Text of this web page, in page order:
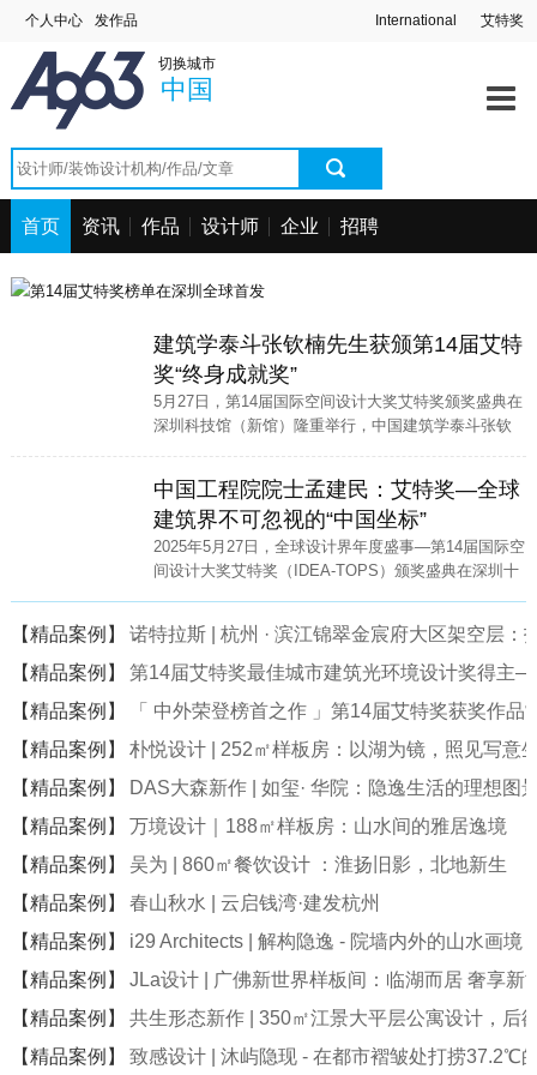
个人中心 发作品 艾特奖
International
切换城市
中国
首页 资讯 作品 设计师 企业 招聘
建筑学泰斗张钦楠先生获颁第14届艾特
奖“终身成就奖”
5月27日，第14届国际空间设计大奖艾特奖颁奖盛典在
深圳科技馆（新馆）隆重举行，中国建筑学泰斗张钦
中国工程院院士孟建民：艾特奖—全球
建筑界不可忽视的“中国坐标”
2025年5月27日，全球设计界年度盛事—第14届国际空
间设计大奖艾特奖（IDEA-TOPS）颁奖盛典在深圳十
【精品案例】
诺特拉斯 | 杭州 · 滨江锦翠金宸府大区架空层：
【精品案例】
第14届艾特奖最佳城市建筑光环境设计奖得主
【精品案例】
「 中外荣登榜首之作 」第14届艾特奖获奖作品
【精品案例】
朴悦设计 | 252㎡样板房：以湖为镜，照见写意
【精品案例】
DAS大森新作 | 如玺· 华院：隐逸生活的理想图
【精品案例】
万境设计｜188㎡样板房：山水间的雅居逸境
【精品案例】
吴为 | 860㎡餐饮设计 ：淮扬旧影，北地新生
【精品案例】
春山秋水 | 云启钱湾·建发杭州
【精品案例】
i29 Architects | 解构隐逸 - 院墙内外的山水画境
【精品案例】
JLa设计 | 广佛新世界样板间：临湖而居 奢享新
【精品案例】
共生形态新作 | 350㎡江景大平层公寓设计，后
【精品案例】
致感设计 | 沐屿隐现 - 在都市褶皱处打捞37.2℃